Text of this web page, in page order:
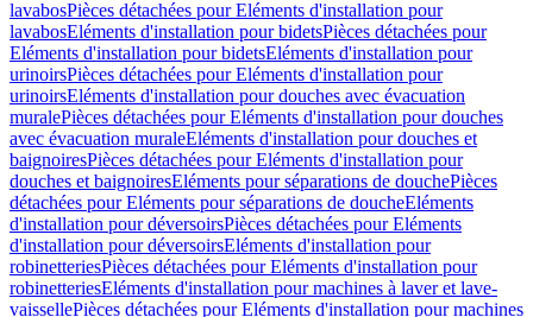
lavabosPièces détachées pour Eléments d'installation pour
lavabosEléments d'installation pour bidetsPièces détachées pour
Eléments d'installation pour bidetsEléments d'installation pour
urinoirsPièces détachées pour Eléments d'installation pour
urinoirsEléments d'installation pour douches avec évacuation
muralePièces détachées pour Eléments d'installation pour douches
avec évacuation muraleEléments d'installation pour douches et
baignoiresPièces détachées pour Eléments d'installation pour
douches et baignoiresEléments pour séparations de douchePièces
détachées pour Eléments pour séparations de doucheEléments
d'installation pour déversoirsPièces détachées pour Eléments
d'installation pour déversoirsEléments d'installation pour
robinetteriesPièces détachées pour Eléments d'installation pour
robinetteriesEléments d'installation pour machines à laver et lave-
vaissellePièces détachées pour Eléments d'installation pour machines